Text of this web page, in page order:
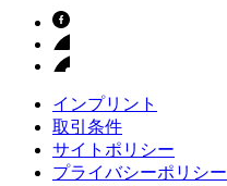
インプリント
取引条件
サイトポリシー
プライバシーポリシー